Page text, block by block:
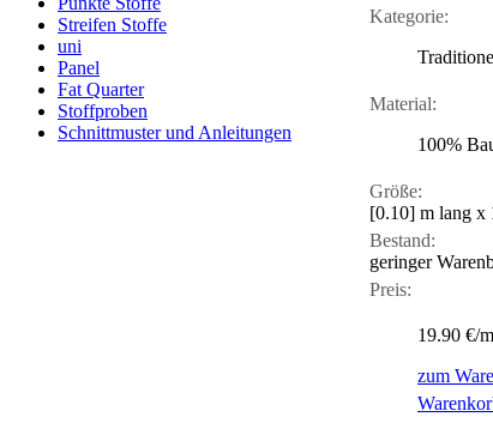
Streifen Stoffe
uni
Panel
Fat Quarter
Stoffproben
Schnittmuster und Anleitungen
Kategorie:
Material:
100%
Größe:
[0.10] m lang x
Bestand:
geringer
Preis:
19.90 €/m
zum